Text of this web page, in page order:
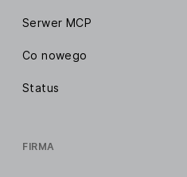
Serwer MCP
Co nowego
Status
FIRMA